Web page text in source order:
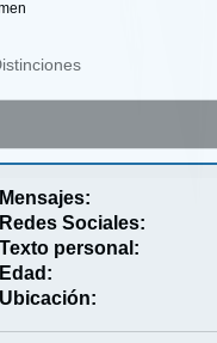
Mensajes:
Redes Sociales:
Texto personal:
Edad:
Ubicación: